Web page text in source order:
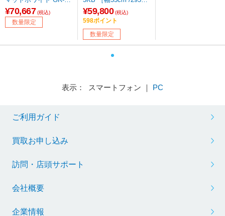
9SC-WU ［幅60cm /29
4L /3ドア /右開きタイ
プ /2025年］【基本設
¥70,667 (税込)
数量限定
3ドア /右開きタイプ /2
025年］ 【基本設置料
金セット】 【買い替え
5000pt】
¥59,800 (税込)
598ポイント
数量限定
表示： スマートフォン ｜ PC
ご利用ガイド
買取お申し込み
訪問・店頭サポート
会社概要
企業情報